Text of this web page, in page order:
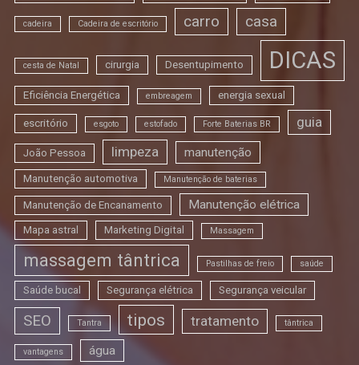
cadeira Cadeira de escritório carro casa
cesta de Natal cirurgia Desentupimento DICAS
Eficiência Energética embreagem energia sexual
escritório esgoto estofado Forte Baterias BR guia
João Pessoa limpeza manutenção
Manutenção automotiva Manutenção de baterias
Manutenção de Encanamento Manutenção elétrica
Mapa astral Marketing Digital Massagem
massagem tântrica Pastilhas de freio saúde
Saúde bucal Segurança elétrica Segurança veicular
SEO Tantra tipos tratamento tântrica
vantagens água